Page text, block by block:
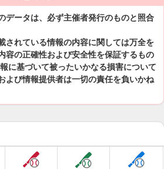
データは、必ず主催者発行のものと照合
されている情報の内容に関しては万全を
容の正確性および安全性を保証するもの
に基づいて被ったいかなる損害について
よび情報提供者は一切の責任を負いかね